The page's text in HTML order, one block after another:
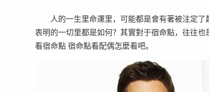
人的一生里命運里，可能都是會有著被注定了
表明的一切里都是如何？其實對于宿命點，往往
看宿命點 宿命點看配偶怎麼看吧。